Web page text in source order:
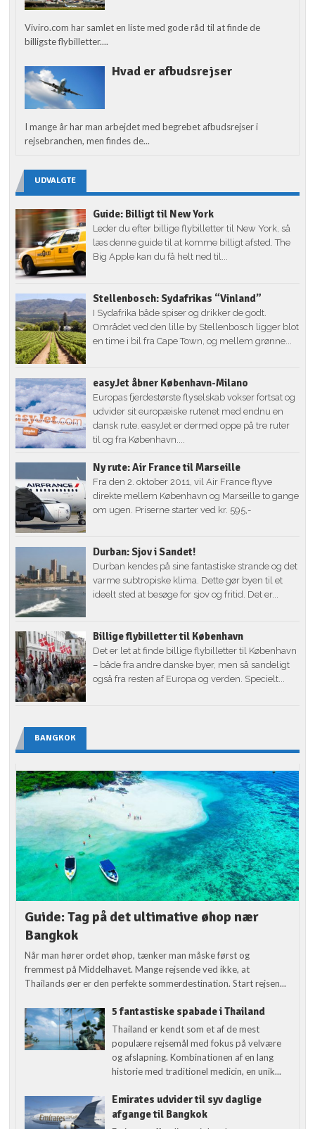
Viviro.com har samlet en liste med gode råd til at finde de
billigste flybilletter....
Hvad er afbudsrejser
I mange år har man arbejdet med begrebet afbudsrejser i
rejsebranchen, men findes de...
UDVALGTE
Guide: Billigt til New York
Leder du efter billige flybilletter til New York, så
læs denne guide til at komme billigt afsted. The
Big Apple kan du få helt ned til...
Stellenbosch: Sydafrikas “Vinland”
I Sydafrika både spiser og drikker de godt.
Området ved den lille by Stellenbosch ligger blot
en time i bil fra Cape Town, og mellem grønne...
easyJet åbner København-Milano
Europas fjerdestørste flyselskab vokser fortsat og
udvider sit europæiske rutenet med endnu en
dansk rute. easyJet er dermed oppe på tre ruter
til og fra København....
Ny rute: Air France til Marseille
Fra den 2. oktober 2011, vil Air France flyve
direkte mellem København og Marseille to gange
om ugen. Priserne starter ved kr. 595,-
Durban: Sjov i Sandet!
Durban kendes på sine fantastiske strande og det
varme subtropiske klima. Dette gør byen til et
ideelt sted at besøge for sjov og fritid. Det er...
Billige flybilletter til København
Det er let at finde billige flybilletter til København
– både fra andre danske byer, men så sandeligt
også fra resten af Europa og verden. Specielt...
BANGKOK
Guide: Tag på det ultimative øhop nær
Bangkok
Når man hører ordet øhop, tænker man måske først og
fremmest på Middelhavet. Mange rejsende ved ikke, at
Thailands øer er den perfekte sommerdestination. Start rejsen...
5 fantastiske spabade i Thailand
Thailand er kendt som et af de mest
populære rejsemål med fokus på velvære
og afslapning. Kombinationen af en lang
historie med traditionel medicin, en unik...
Emirates udvider til syv daglige
afgange til Bangkok